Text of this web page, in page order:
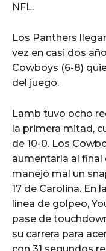
NFL.
Los Panthers
vez en casi dos
Cowboys (6-8)
del juego.
Lamb tuvo ocho
la primera mitad,
de 10-0. Los
aumentarla al final
manejó mal un
17 de Carolina. En
línea de golpeo,
pase de
su carrera para
con 31 segundos